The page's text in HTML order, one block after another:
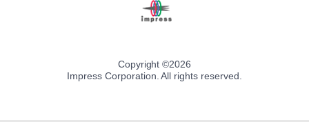
Copyright ©2026
Impress Corporation. All rights reserved.